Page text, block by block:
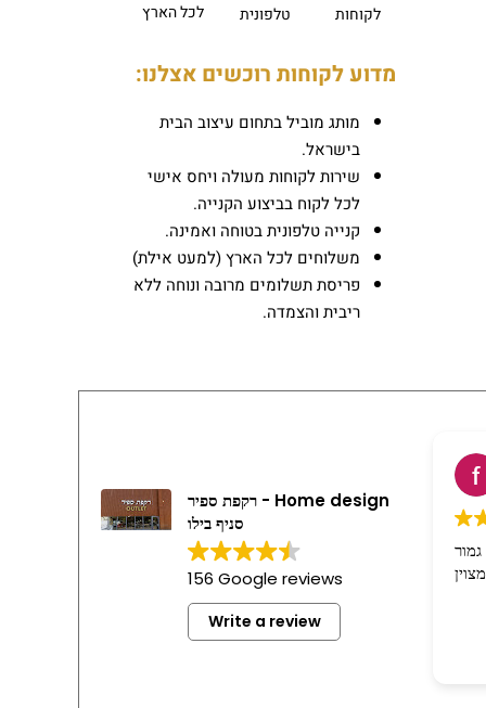
לקוחות
טלפונית
לכל הארץ
מדוע לקוחות רוכשים אצלנו:
מותג מוביל בתחום עיצוב הבית
בישראל.
שירות לקוחות מעולה ויחס אישי
לכל לקוח בביצוע הקנייה.
קנייה טלפונית בטוחה ואמינה.
משלוחים לכל הארץ (למעט אילת)
פריסת תשלומים מרובה ונוחה ללא
ריבית והצמדה.
רקפת ספיר - Home design
סניף בילו
156 Google reviews
Write a review